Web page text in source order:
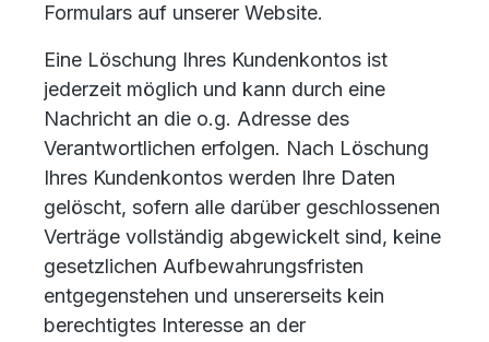
Formulars auf unserer Website.
Eine Löschung Ihres Kundenkontos ist
jederzeit möglich und kann durch eine
Nachricht an die o.g. Adresse des
Verantwortlichen erfolgen. Nach Löschung
Ihres Kundenkontos werden Ihre Daten
gelöscht, sofern alle darüber geschlossenen
Verträge vollständig abgewickelt sind, keine
gesetzlichen Aufbewahrungsfristen
entgegenstehen und unsererseits kein
berechtigtes Interesse an der